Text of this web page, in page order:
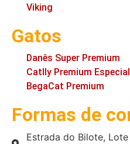
Viking
Gatos
Danês Super Premium
Catlly Premium Especial
BegaCat Premium
Formas de
Estrada do Bilote, Lote